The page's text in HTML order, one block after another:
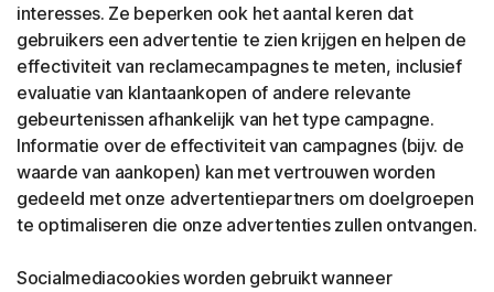
interesses. Ze beperken ook het aantal keren dat
gebruikers een advertentie te zien krijgen en helpen de
effectiviteit van reclamecampagnes te meten, inclusief
evaluatie van klantaankopen of andere relevante
gebeurtenissen afhankelijk van het type campagne.
Informatie over de effectiviteit van campagnes (bijv. de
waarde van aankopen) kan met vertrouwen worden
gedeeld met onze advertentiepartners om doelgroepen
te optimaliseren die onze advertenties zullen ontvangen.
Socialmediacookies worden gebruikt wanneer